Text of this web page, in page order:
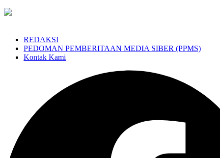
REDAKSI
PEDOMAN PEMBERITAAN MEDIA SIBER (PPMS)
Kontak Kami